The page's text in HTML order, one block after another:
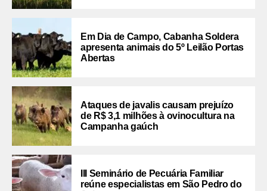
Em Dia de Campo, Cabanha Soldera
apresenta animais do 5º Leilão Portas
Abertas
Ataques de javalis causam prejuízo
de R$ 3,1 milhões à ovinocultura na
Campanha gaúch
III Seminário de Pecuária Familiar
reúne especialistas em São Pedro do